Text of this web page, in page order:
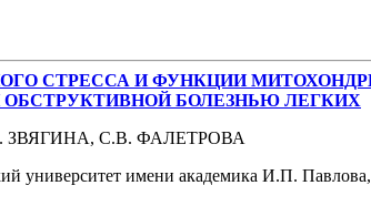
СТРЕССА И ФУНКЦИИ
БОЛЕЗНЬЮ ЛЕГКИХ
ЗВЯГИНА, С.В. ФАЛЕТРОВА
университет имени академика И.П. Павлова,